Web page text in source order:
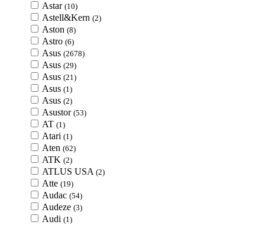
Astar (10)
Astell&Kern (2)
Aston (8)
Astro (6)
Asus (2678)
Asus (29)
Asus (21)
Asus (1)
Asus (2)
Asustor (53)
AT (1)
Atari (1)
Aten (62)
ATK (2)
ATLUS USA (2)
Atte (19)
Audac (54)
Audeze (3)
Audi (1)